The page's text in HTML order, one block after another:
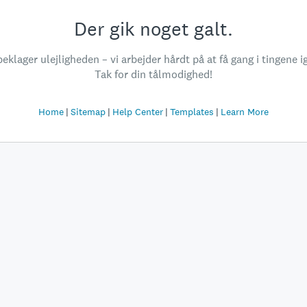
Der gik noget galt.
ulejligheden – vi arbejder hårdt på at få gang i tingene
Tak for din tålmodighed!
Home Sitemap Help Center Templates Learn More